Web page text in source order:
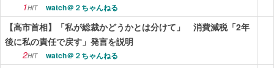
1HIT watch＠２ちゃんねる
【高市首相】「私が総裁かどうかとは分けて」 消費減税「2年
後に私の責任で戻す」発言を説明
2HIT watch＠２ちゃんねる